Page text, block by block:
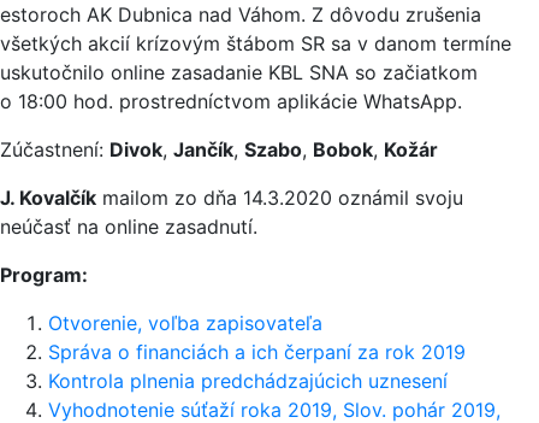
estoroch AK Dubnica nad Váhom. Z dôvodu zrušenia
všetkých akcií krízovým štábom SR sa v danom termíne
uskutočnilo online zasadanie KBL SNA so začiatkom
o 18:00 hod. prostredníctvom aplikácie WhatsApp.
Zúčastnení: Divok, Jančík, Szabo, Bobok, Kožár
J. Kovalčík mailom zo dňa 14.3.2020 oznámil svoju
neúčasť na online zasadnutí.
Program:
Otvorenie, voľba zapisovateľa
Správa o financiách a ich čerpaní za rok 2019
Kontrola plnenia predchádzajúcich uznesení
Vyhodnotenie súťaží roka 2019, Slov. pohár 2019,